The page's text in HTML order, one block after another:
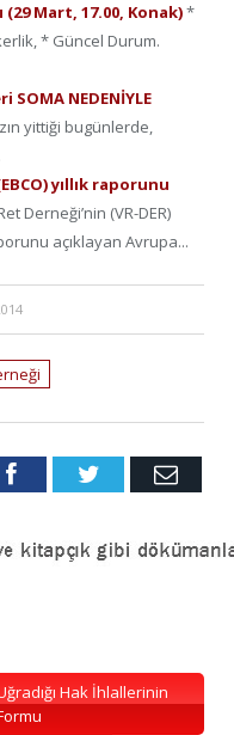
Mart, 17.00, Konak)*
* Güncel Durum.
SOMA NEDENİYLE
yittiği bugünlerde,
yıllık raporunu
Derneği’nin (VR-DER)
açıklayan Avrupa...
FacebookTwitter Email
Hak İhlallerinin